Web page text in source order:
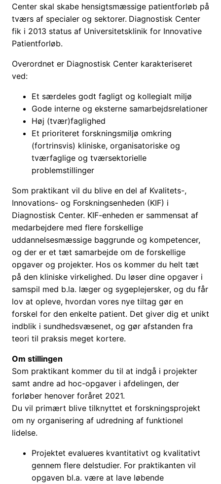
Center skal skabe hensigtsmæssige patientforløb på
tværs af specialer og sektorer. Diagnostisk Center
fik i 2013 status af Universitetsklinik for Innovative
Patientforløb.
Overordnet er Diagnostisk Center karakteriseret
ved:
Et særdeles godt fagligt og kollegialt miljø
Gode interne og eksterne samarbejdsrelationer
Høj (tvær)faglighed
Et prioriteret forskningsmiljø omkring
(fortrinsvis) kliniske, organisatoriske og
tværfaglige og tværsektorielle
problemstillinger
Som praktikant vil du blive en del af Kvalitets-,
Innovations- og Forskningsenheden (KIF) i
Diagnostisk Center. KIF-enheden er sammensat af
medarbejdere med flere forskellige
uddannelsesmæssige baggrunde og kompetencer,
og der er et tæt samarbejde om de forskellige
opgaver og projekter. Hos os kommer du helt tæt
på den kliniske virkelighed. Du løser dine opgaver i
samspil med b.la. læger og sygeplejersker, og du får
lov at opleve, hvordan vores nye tiltag gør en
forskel for den enkelte patient. Det giver dig et unikt
indblik i sundhedsvæsenet, og gør afstanden fra
teori til praksis meget kortere.
Om stillingen
Som praktikant kommer du til at indgå i projekter
samt andre ad hoc-opgaver i afdelingen, der
forløber henover foråret 2021.
Du vil primært blive tilknyttet et forskningsprojekt
om ny organisering af udredning af funktionel
lidelse.
Projektet evalueres kvantitativt og kvalitativt
gennem flere delstudier. For praktikanten vil
opgaven bl.a. være at lave løbende